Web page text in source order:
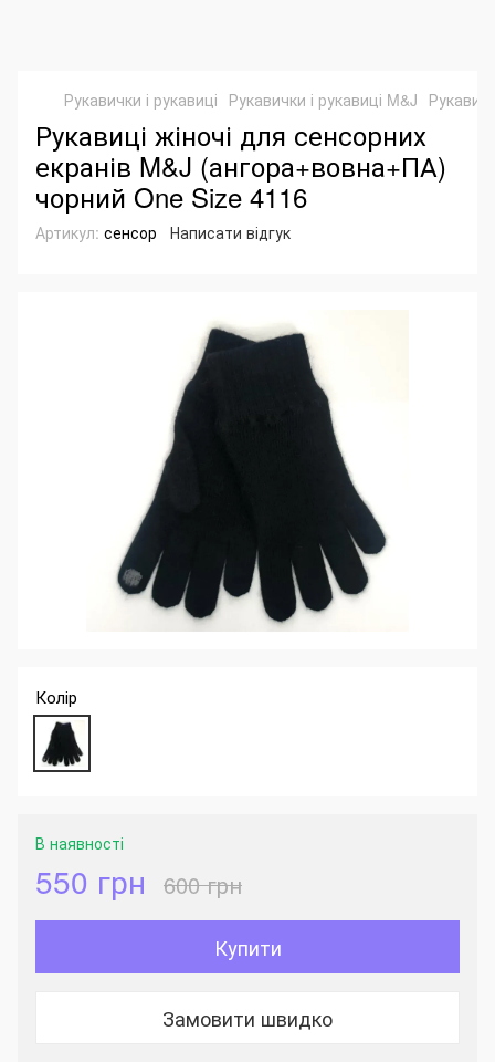
Рукавички і рукавиці Рукавички і рукавиці M&J
Рукавиці жіночі для сенсорних
екранів M&J (ангора+вовна+ПА)
чорний One Size 4116
Артикул: сенсор Написати відгук
Колір
В наявності
550 грн 600 грн
Купити
Замовити швидко